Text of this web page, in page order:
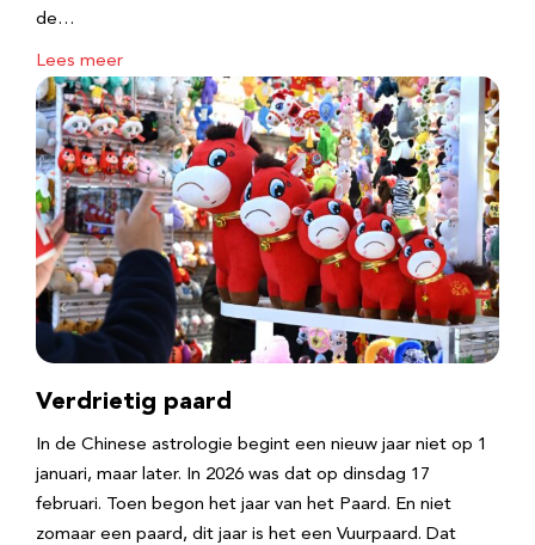
de…
Lees meer
Verdrietig paard
In de Chinese astrologie begint een nieuw jaar niet op 1
januari, maar later. In 2026 was dat op dinsdag 17
februari. Toen begon het jaar van het Paard. En niet
zomaar een paard, dit jaar is het een Vuurpaard. Dat